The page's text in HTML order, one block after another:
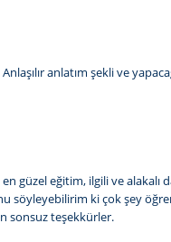
anlatım şekli ve
en güzel eğitim, ilgili ve
söyleyebilirim ki çok şey
sonsuz teşekkürler.